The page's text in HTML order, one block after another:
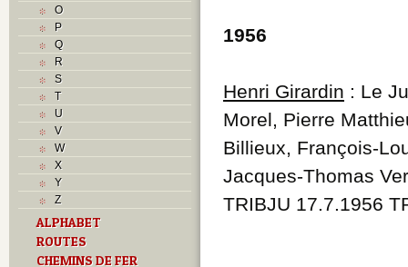
O
P
Q
R
S
T
U
V
W
X
Y
Z
ALPHABET
ROUTES
CHEMINS DE FER
1956
Henri Girardin : Le
Morel, Pierre
Billieux, François-
Jacques-Thomas
TRIBJU 17.7.1956